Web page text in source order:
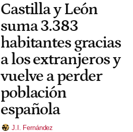
Castilla y León
suma 3.383
habitantes gracias
a los extranjeros y
vuelve a perder
población
española
J.I. Fernández